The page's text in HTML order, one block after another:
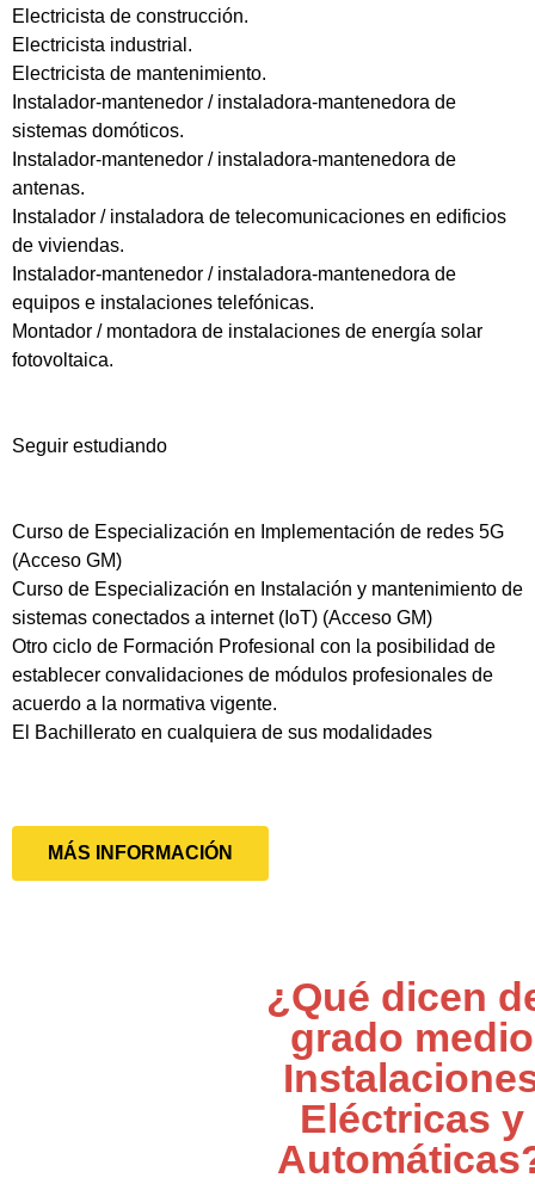
Electricista de construcción.
Electricista industrial.
Electricista de mantenimiento.
Instalador-mantenedor / instaladora-mantenedora de
sistemas domóticos.
Instalador-mantenedor / instaladora-mantenedora de
antenas.
Instalador / instaladora de telecomunicaciones en edificios
de viviendas.
Instalador-mantenedor / instaladora-mantenedora de
equipos e instalaciones telefónicas.
Montador / montadora de instalaciones de energía solar
fotovoltaica.
Seguir estudiando
Curso de Especialización en Implementación de redes 5G
(Acceso GM)
Curso de Especialización en Instalación y mantenimiento de
sistemas conectados a internet (IoT) (Acceso GM)
Otro ciclo de Formación Profesional con la posibilidad de
establecer convalidaciones de módulos profesionales de
acuerdo a la normativa vigente.
El Bachillerato en cualquiera de sus modalidades
MÁS INFORMACIÓN
¿Qué dicen
grado medio
Eléctricas y